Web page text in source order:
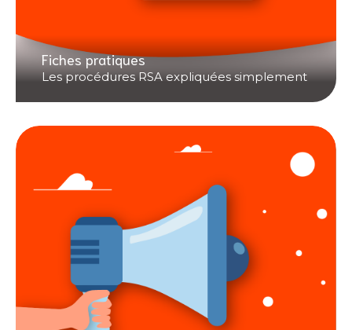
Fiches pratiques
Les procédures RSA expliquées simplement